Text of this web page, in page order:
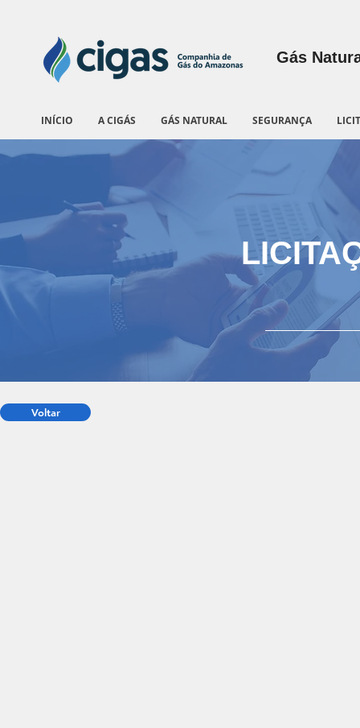
Gás
INÍCIO A CIGÁS GÁS NATURAL SEGURANÇA
Voltar